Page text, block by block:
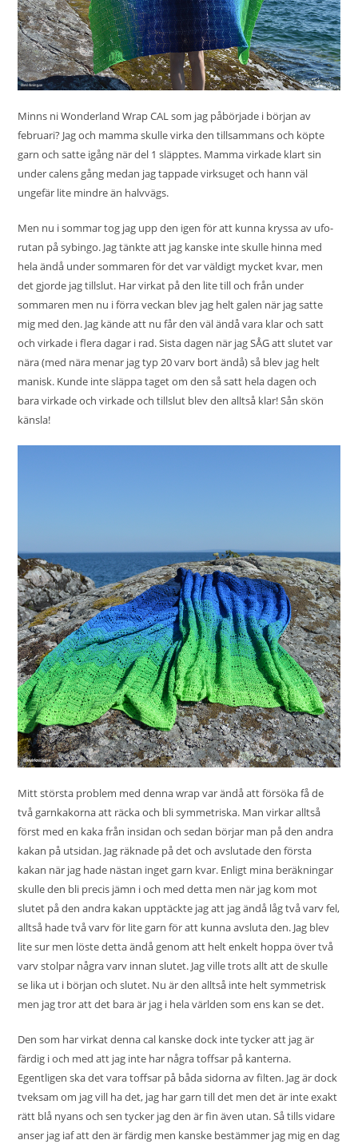
Minns ni Wonderland Wrap CAL som jag påbörjade i början av
februari? Jag och mamma skulle virka den tillsammans och köpte
garn och satte igång när del 1 släpptes. Mamma virkade klart sin
under calens gång medan jag tappade virksuget och hann väl
ungefär lite mindre än halvvägs.
Men nu i sommar tog jag upp den igen för att kunna kryssa av ufo-
rutan på sybingo. Jag tänkte att jag kanske inte skulle hinna med
hela ändå under sommaren för det var väldigt mycket kvar, men
det gjorde jag tillslut. Har virkat på den lite till och från under
sommaren men nu i förra veckan blev jag helt galen när jag satte
mig med den. Jag kände att nu får den väl ändå vara klar och satt
och virkade i flera dagar i rad. Sista dagen när jag SÅG att slutet var
nära (med nära menar jag typ 20 varv bort ändå) så blev jag helt
manisk. Kunde inte släppa taget om den så satt hela dagen och
bara virkade och virkade och tillslut blev den alltså klar! Sån skön
känsla!
Mitt största problem med denna wrap var ändå att försöka få de
två garnkakorna att räcka och bli symmetriska. Man virkar alltså
först med en kaka från insidan och sedan börjar man på den andra
kakan på utsidan. Jag räknade på det och avslutade den första
kakan när jag hade nästan inget garn kvar. Enligt mina beräkningar
skulle den bli precis jämn i och med detta men när jag kom mot
slutet på den andra kakan upptäckte jag att jag ändå låg två varv fel,
alltså hade två varv för lite garn för att kunna avsluta den. Jag blev
lite sur men löste detta ändå genom att helt enkelt hoppa över två
varv stolpar några varv innan slutet. Jag ville trots allt att de skulle
se lika ut i början och slutet. Nu är den alltså inte helt symmetrisk
men jag tror att det bara är jag i hela världen som ens kan se det.
Den som har virkat denna cal kanske dock inte tycker att jag är
färdig i och med att jag inte har några toffsar på kanterna.
Egentligen ska det vara toffsar på båda sidorna av filten. Jag är dock
tveksam om jag vill ha det, jag har garn till det men det är inte exakt
rätt blå nyans och sen tycker jag den är fin även utan. Så tills vidare
anser jag iaf att den är färdig men kanske bestämmer jag mig en dag